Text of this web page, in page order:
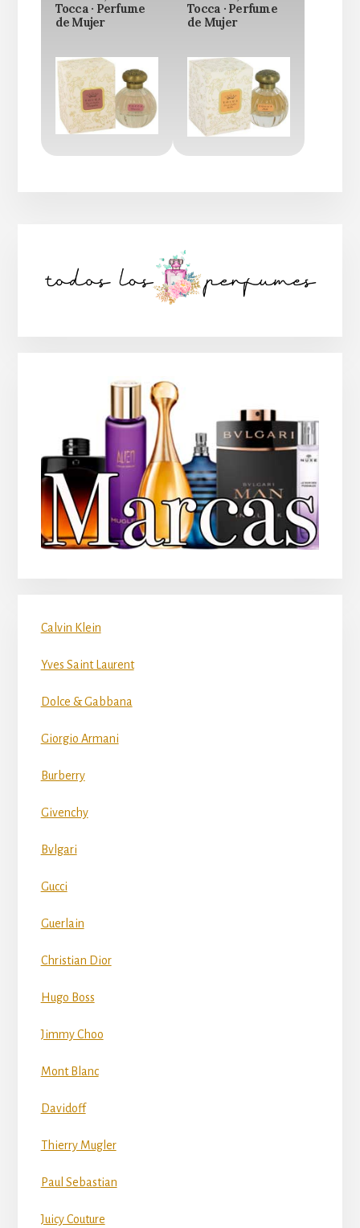
Tocca · Perfume
de Mujer
Tocca · Perfume
de Mujer
lateral
Calvin Klein
Yves Saint Laurent
Dolce & Gabbana
Giorgio Armani
Burberry
Givenchy
Bvlgari
Gucci
Guerlain
Christian Dior
Hugo Boss
Jimmy Choo
Mont Blanc
Davidoff
Thierry Mugler
Paul Sebastian
Juicy Couture